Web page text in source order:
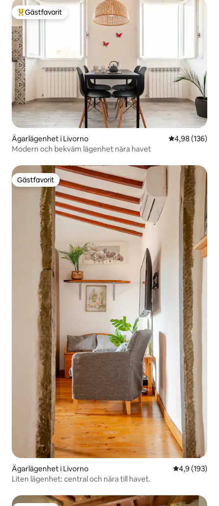
Populär gästfavorit
Gästfavorit
Ägarlägenhet i Livorno 4,98 av 5 i
4,98 (136)
Modern och bekväm lägenhet nära havet
Gästfavorit
Gästfavorit
Ägarlägenhet i Livorno 4,9 av 5 i
4,9 (193)
Liten lägenhet: central och nära till havet.